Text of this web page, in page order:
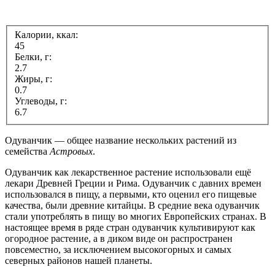
Калории, ккал:
45
Белки, г:
2.7
Жиры, г:
0.7
Углеводы, г:
6.7
Одуванчик — общее название нескольких растений из
семействаАстровых.
Одуванчик как лекарственное растение использовали ещё
лекари Древней Греции и Рима. Одуванчик с давних времен
использовался в пищу, а первыми, кто оценил его пищевые
качества, были древние китайцы. В средние века одуванчик
стали употреблять в пищу во многих Европейских странах. В
настоящее время в ряде стран одуванчик культивируют как
огородное растение, а в диком виде он распространен
повсеместно, за исключением высокогорных и самых
северных районов нашей планеты.